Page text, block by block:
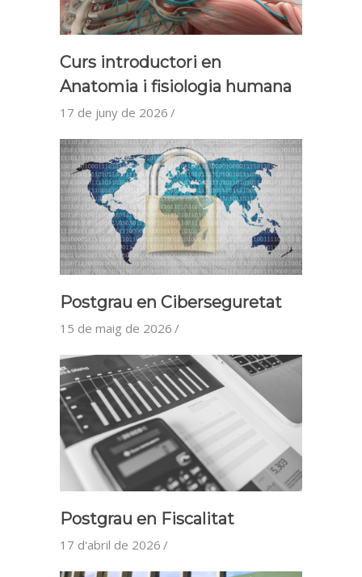
Curs introductori en
Anatomia i fisiologia humana
17 de juny de 2026
Postgrau en Ciberseguretat
15 de maig de 2026
Postgrau en Fiscalitat
17 d'abril de 2026